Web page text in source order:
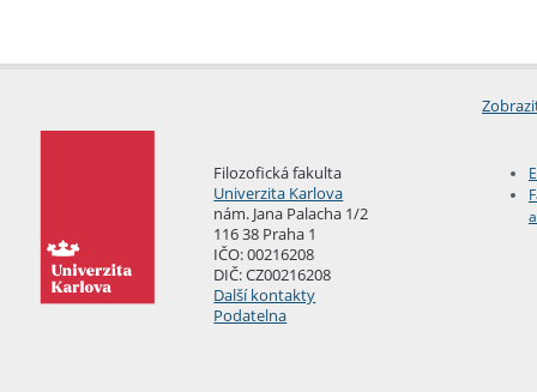
Filozofická fakulta
Univerzita Karlova
nám. Jana Palacha 1/2
116 38 Praha 1
IČO: 00216208
DIČ: CZ00216208
Další kontakty
Podatelna